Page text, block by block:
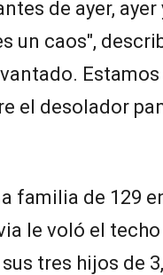
de ayer,
un caos",
Estamos
el desolador
familia de 129
le voló el
tres hijos de